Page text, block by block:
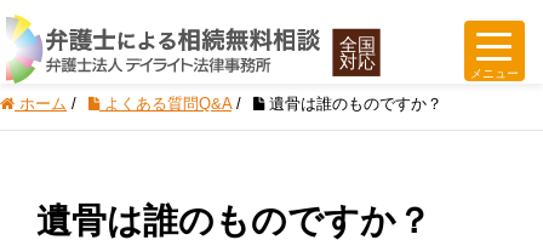
ホーム / よくある質問Q&A/ 遺骨は誰のものですか？
遺骨は誰のものですか？